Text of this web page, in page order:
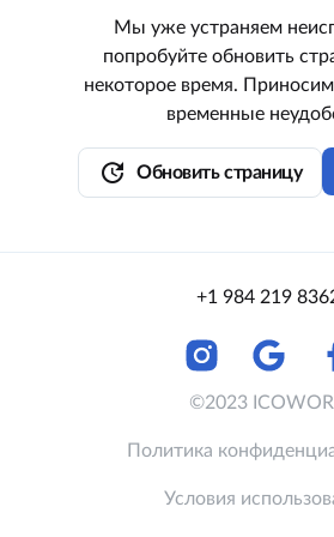
Мы уже устраняем
попробуйте обновить
некоторое время. Приносим
временные
update Обновить страницу
+1 984 219
©2023
Политика
Условия